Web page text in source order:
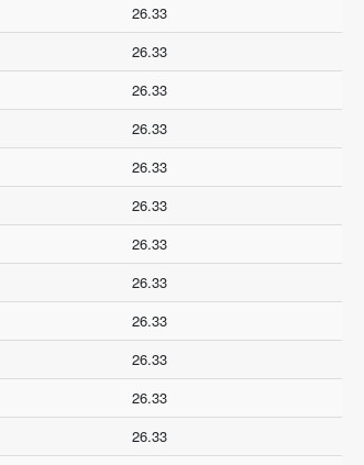
26.33
26.33
26.33
26.33
26.33
26.33
26.33
26.33
26.33
26.33
26.33
26.33